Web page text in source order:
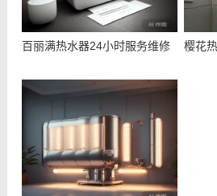
百丽满热水器24小时服务维修 樱花